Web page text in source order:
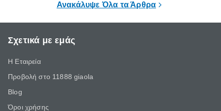
Ανακάλυψε Όλα τα Άρθρα
Σχετικά με εμάς
Η Εταιρεία
Προβολή στο 11888 giaola
Blog
Όροι χρήσης